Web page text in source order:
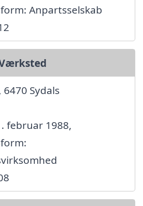
Anpartsselskab
Sydals
februar 1988,